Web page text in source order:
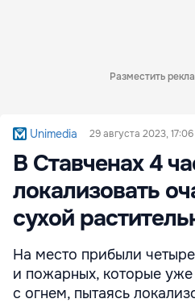
Разместить
Unimedia 29 августа 2023, 17:06
В Ставченах 4
локализовать
сухой
На место прибыли
и пожарных, которые
с огнем, пытаясь